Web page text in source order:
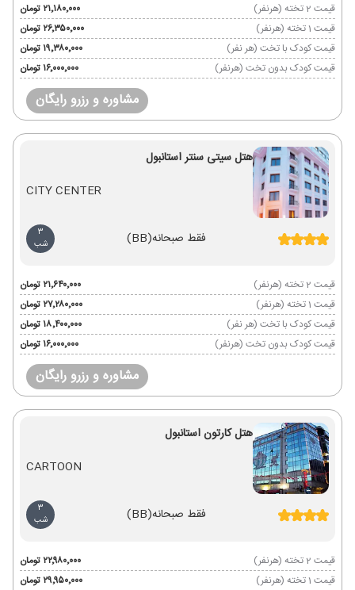
قیمت 2 تخته (هرنفر)
۲۱٬۱۸۰٬۰۰۰ تومان
قیمت 1 تخته (هرنفر)
۲۶٬۳۵۰٬۰۰۰ تومان
قیمت کودک با تخت (هر نفر)
۱۹٬۳۸۰٬۰۰۰ تومان
قیمت کودک بدون تخت (هرنفر)
۱۶٬۰۰۰٬۰۰۰ تومان
مشاوره و رزرو رایگان
هتل سیتی سنتر استانبول
CITY CENTER
فقط صبحانه(BB)
3
شب
قیمت 2 تخته (هرنفر)
۲۱٬۶۴۰٬۰۰۰ تومان
قیمت 1 تخته (هرنفر)
۲۷٬۲۸۰٬۰۰۰ تومان
قیمت کودک با تخت (هر نفر)
۱۸٬۴۰۰٬۰۰۰ تومان
قیمت کودک بدون تخت (هرنفر)
۱۶٬۰۰۰٬۰۰۰ تومان
مشاوره و رزرو رایگان
هتل کارتون استانبول
CARTOON
فقط صبحانه(BB)
3
شب
قیمت 2 تخته (هرنفر)
۲۲٬۹۸۰٬۰۰۰ تومان
قیمت 1 تخته (هرنفر)
۲۹٬۹۵۰٬۰۰۰ تومان